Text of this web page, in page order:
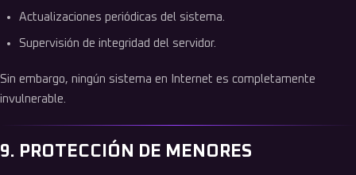
Actualizaciones periódicas del sistema.
Supervisión de integridad del servidor.
Sin embargo, ningún sistema en Internet es completamente
invulnerable.
9. PROTECCIÓN DE MENORES